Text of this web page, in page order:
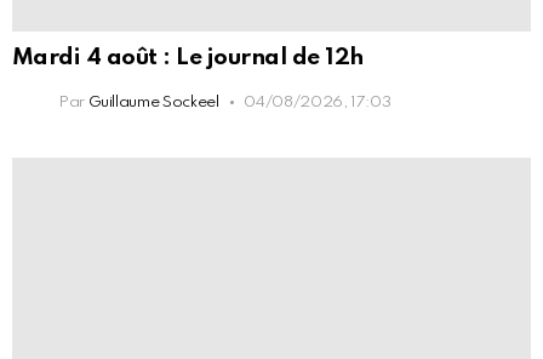
Mardi 4 août : Le journal de 12h
Par Guillaume Sockeel 04/08/2026, 17:03